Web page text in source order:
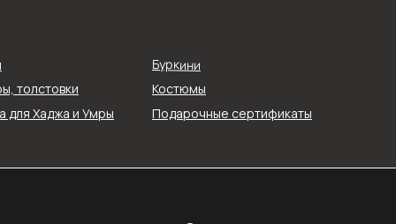
толстовки
Буркини
Костюмы
Подарочные сертификаты
для Хаджа и Умры
Блог